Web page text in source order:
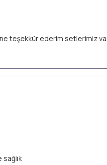
teşekkür ederim setlerimiz